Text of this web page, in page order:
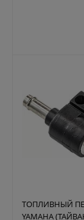
ТОПЛИВНЫЙ
YAMAHA